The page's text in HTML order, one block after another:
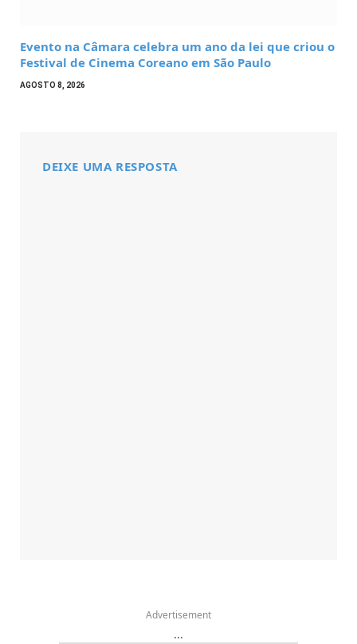
Evento na Câmara celebra um ano da lei que criou o
Festival de Cinema Coreano em São Paulo
AGOSTO 8, 2026
DEIXE UMA RESPOSTA
Advertisement
...